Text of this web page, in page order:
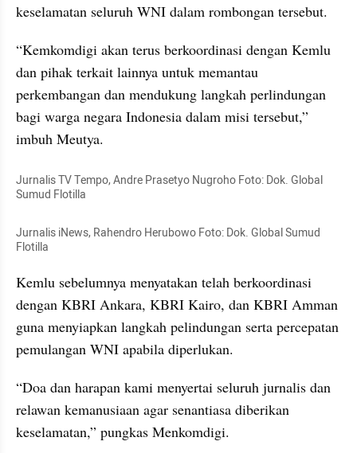
keselamatan seluruh WNI dalam rombongan tersebut.
“Kemkomdigi akan terus berkoordinasi dengan Kemlu
dan pihak terkait lainnya untuk memantau
perkembangan dan mendukung langkah perlindungan
bagi warga negara Indonesia dalam misi tersebut,”
imbuh Meutya.
Jurnalis TV Tempo, Andre Prasetyo Nugroho Foto: Dok. Global
Sumud Flotilla
Jurnalis iNews, Rahendro Herubowo Foto: Dok. Global Sumud
Flotilla
Kemlu sebelumnya menyatakan telah berkoordinasi
dengan KBRI Ankara, KBRI Kairo, dan KBRI Amman
guna menyiapkan langkah pelindungan serta percepatan
pemulangan WNI apabila diperlukan.
“Doa dan harapan kami menyertai seluruh jurnalis dan
relawan kemanusiaan agar senantiasa diberikan
keselamatan,” pungkas Menkomdigi.